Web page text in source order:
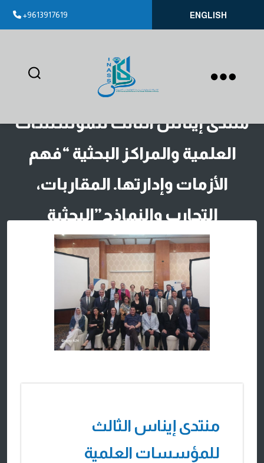
+9613917619 ENGLISH
منتدى إيناس الثالث للمؤسسات
العلمية والمراكز البحثية “فهم
الأزمات وإدارتها. المقاربات،
التجارب والنماذج”البحثية
منتدى إيناس الثالث
للمؤسسات العلمية